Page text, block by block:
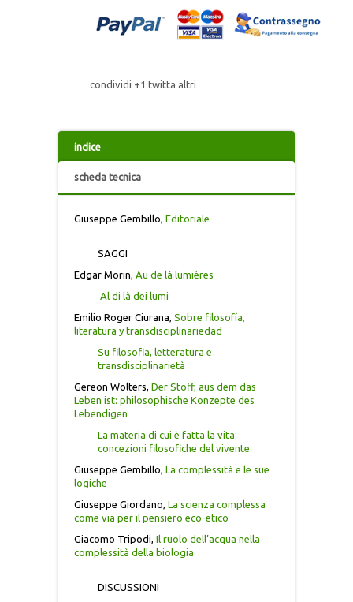
ITINERARI ERUDITI
ITINERARI SICILIANI
L’ALBUM
MONOGRAFIE DI ARCHEOLOGIA
MONUMENTA IURIDICA SICILIENSIA
MONUMENTA HUMANITATIS
MORGANA
NECROPOLI DELLA SICILIA ANTICA
PENSIERO POLITICO
RICERCHE MONOGRAFICHE
condividi +1 twitta altri
indice
scheda tecnica
Giuseppe Gembillo, Editoriale
SAGGI
Edgar Morin, Au de là lumiéres
Al di là dei lumi
Emilio Roger Ciurana, Sobre filosofía,
literatura y transdisciplinariedad
Su filosofia, letteratura e
transdisciplinarietà
Gereon Wolters, Der Stoff, aus dem das
Leben ist: philosophische Konzepte des
Lebendigen
La materia di cui è fatta la vita:
concezioni filosofiche del vivente
Giuseppe Gembillo, La complessità e le sue
logiche
Giuseppe Giordano, La scienza complessa
come via per il pensiero eco-etico
Giacomo Tripodi, Il ruolo dell’acqua nella
complessità della biologia
DISCUSSIONI